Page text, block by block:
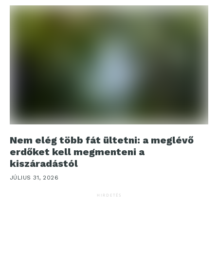
Nem elég több fát ültetni: a meglévő
erdőket kell megmenteni a
kiszáradástól
JÚLIUS 31, 2026
HIRDETÉS